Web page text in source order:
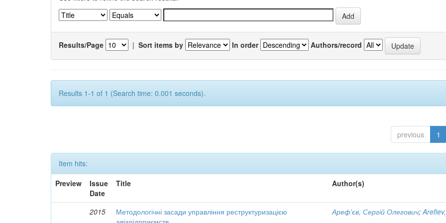
Results/Page | Sort items by In order Authors/record
Results 1-1 of 1 (Search time: 0.001 seconds).
previous 1
Item hits:
Preview
Issue
Date
Title Author(s)
2015
Методологічні засади управління реструктуризацією
Ареф'єв, Сергій Олегович;